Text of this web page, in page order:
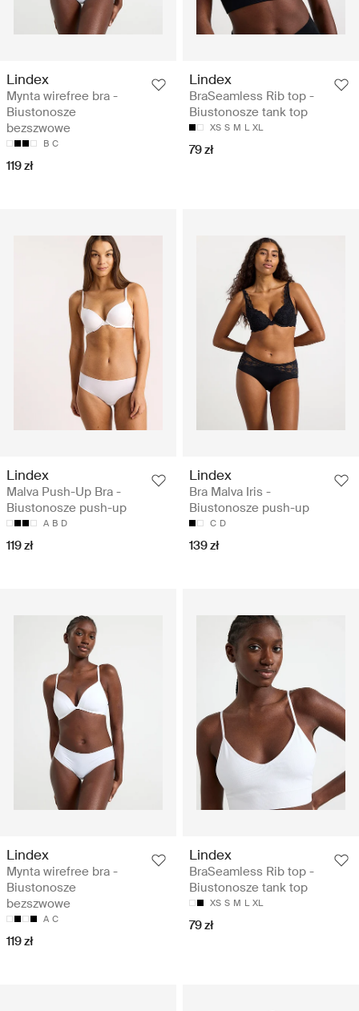
Lindex
Mynta wirefree bra -
Biustonosze
bezszwowe
B C
119 zł
Lindex
BraSeamless Rib top -
Biustonosze tank top
XS S M L XL
79 zł
Lindex
Malva Push-Up Bra -
Biustonosze push-up
A B D
119 zł
Lindex
Bra Malva Iris -
Biustonosze push-up
C D
139 zł
Lindex
Mynta wirefree bra -
Biustonosze
bezszwowe
A C
119 zł
Lindex
BraSeamless Rib top -
Biustonosze tank top
XS S M L XL
79 zł